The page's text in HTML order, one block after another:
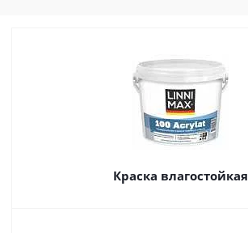
Краска влагостойкая